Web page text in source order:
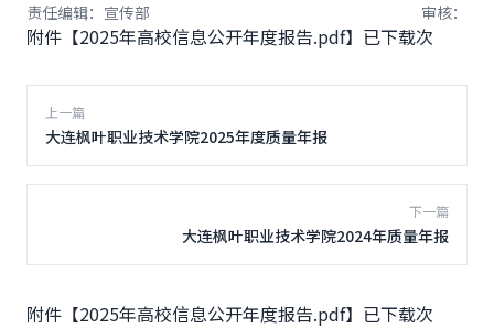
责任编辑：宣传部 审核：
附件【2025年高校信息公开年度报告.pdf】已下载次
上一篇
大连枫叶职业技术学院2025年度质量年报
下一篇
大连枫叶职业技术学院2024年质量年报
附件【2025年高校信息公开年度报告.pdf】已下载次